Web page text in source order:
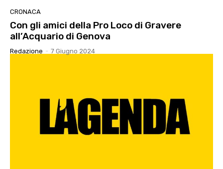
CRONACA
Con gli amici della Pro Loco di Gravere
all’Acquario di Genova
Redazione - 7 Giugno 2024